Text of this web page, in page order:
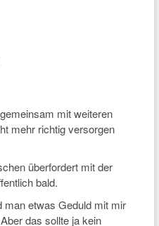
mit weiteren
mehr richtig versorgen
überfordert mit der
bald.
man etwas Geduld mit mir
das sollte ja kein